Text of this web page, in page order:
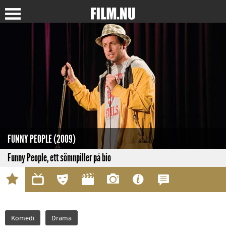
FUNNY PEOPLE (2009)
Funny People, ett sömnpiller på bio
Komedi Drama